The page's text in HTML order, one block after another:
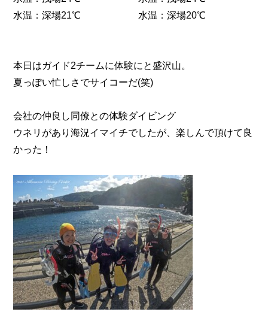
水温：深場21℃ 水温：深場20℃
本日はガイド2チームに体験にと盛沢山。
夏っぽい忙しさでサイコーだ(笑)
会社の仲良し同僚との体験ダイビング
ウネリがあり海況イマイチでしたが、楽しんで頂けて良
かった！